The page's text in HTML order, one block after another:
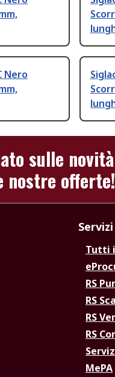
Nero
sulle
nostre offerte!
Servizi
Tutti
RS
RS
RS
RS
MePA